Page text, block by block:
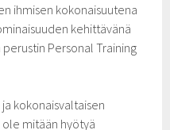
ihmisen kokonaisuutena
kehittävänä
Personal Training
kokonaisvaltaisen
ole mitään hyötyä